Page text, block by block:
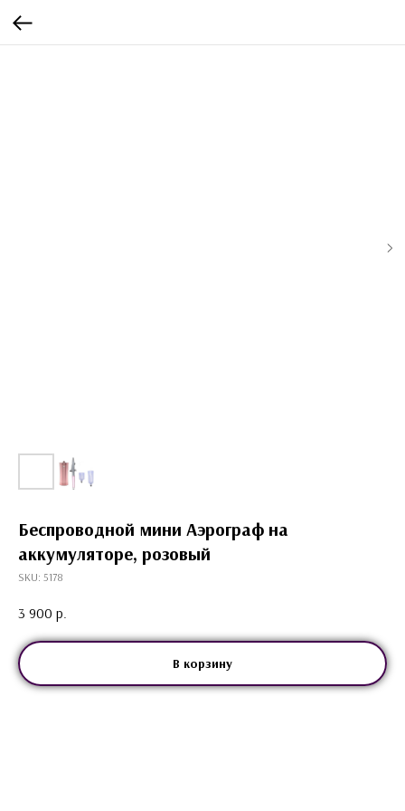
Беспроводной мини Аэрограф на
аккумуляторе, розовый
SKU: 5178
3 900 р.
В корзину